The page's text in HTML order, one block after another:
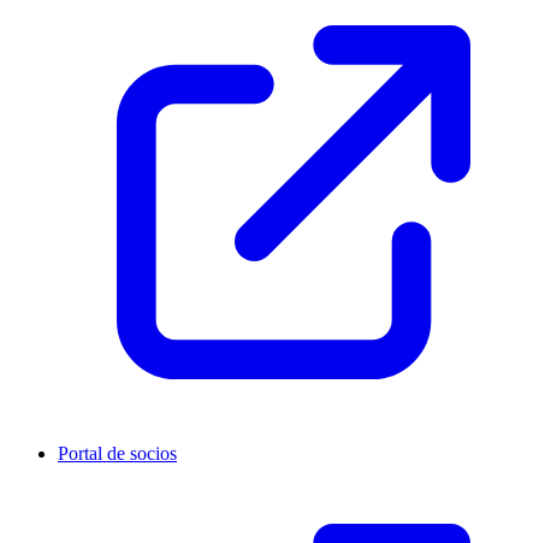
Portal de socios